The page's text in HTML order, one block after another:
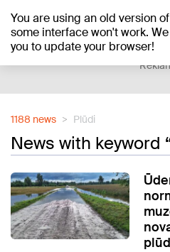
You are using an old version
some interface won't work.
you to update your browser!
+23°C
1188 news Plūdi
News with keyword